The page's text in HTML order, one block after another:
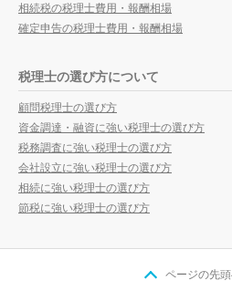
相続税の税理士費用・報酬相場
確定申告の税理士費用・報酬相場
税理士の選び方について
顧問税理士の選び方
資金調達・融資に強い税理士の選び方
税務調査に強い税理士の選び方
会社設立に強い税理士の選び方
相続に強い税理士の選び方
節税に強い税理士の選び方
ページの先